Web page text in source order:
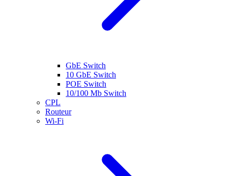
GbE Switch
10 GbE Switch
POE Switch
10/100 Mb Switch
CPL
Routeur
Wi-Fi